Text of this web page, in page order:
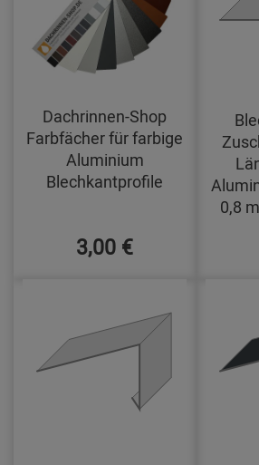
Dachrinnen-Shop
Farbfächer für farbige
Aluminium
Blechkantprofile
3,00 €
0,8